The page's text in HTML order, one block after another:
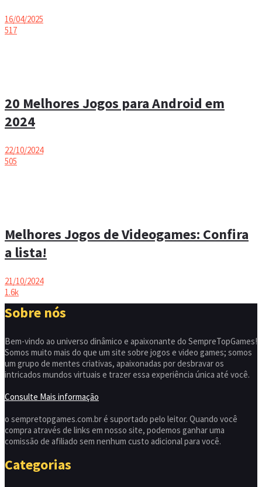
16/04/2025
517
20 Melhores Jogos para Android em
2024
22/10/2024
505
Melhores Jogos de Videogames: Confira
a lista!
21/10/2024
1.6k
Sobre nós
Bem-vindo ao universo dinâmico e apaixonante do SempreTopGames!
Somos muito mais do que um site sobre jogos e video games; somos
um grupo de mentes criativas, apaixonadas por desbravar os
intricados mundos virtuais e trazer essa experiência única até você.
Consulte Mais informação
o sempretopgames.com.br é suportado pelo leitor. Quando você
compra através de links em nosso site, podemos ganhar uma
comissão de afiliado sem nenhum custo adicional para você.
Categorias